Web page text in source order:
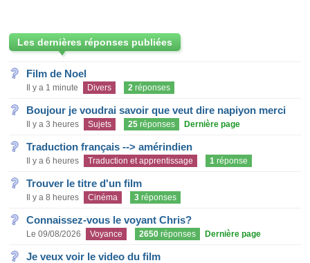
Les dernières réponses publiées
Film de Noel
Il y a 1 minute Divers 2 réponses
Boujour je voudrai savoir que veut dire napiyon merci
Il y a 3 heures Sujets 25 réponses Dernière page
Traduction français --> amérindien
Il y a 6 heures Traduction et apprentissage 1 réponse
Trouver le titre d'un film
Il y a 8 heures Cinéma 3 réponses
Connaissez-vous le voyant Chris?
Le 09/08/2026 Voyance 2650 réponses Dernière page
Je veux voir le video du film